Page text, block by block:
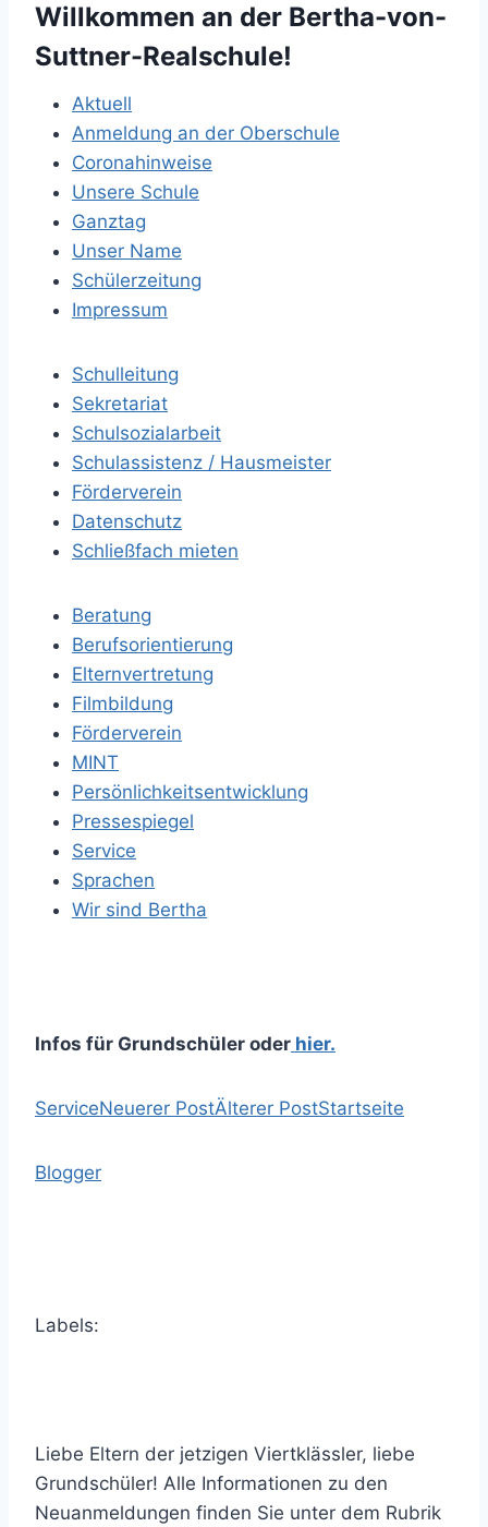
Willkommen an der Bertha-von-
Suttner-Realschule!
Aktuell
Anmeldung an der Oberschule
Coronahinweise
Unsere Schule
Ganztag
Unser Name
Schülerzeitung
Impressum
Schulleitung
Sekretariat
Schulsozialarbeit
Schulassistenz / Hausmeister
Förderverein
Datenschutz
Schließfach mieten
Beratung
Berufsorientierung
Elternvertretung
Filmbildung
Förderverein
MINT
Persönlichkeitsentwicklung
Pressespiegel
Service
Sprachen
Wir sind Bertha
Infos für Grundschüler oder hier.
ServiceNeuerer PostÄlterer PostStartseite
Blogger
Labels:
Liebe Eltern der jetzigen Viertklässler, liebe
Grundschüler! Alle Informationen zu den
Neuanmeldungen finden Sie unter dem Rubrik